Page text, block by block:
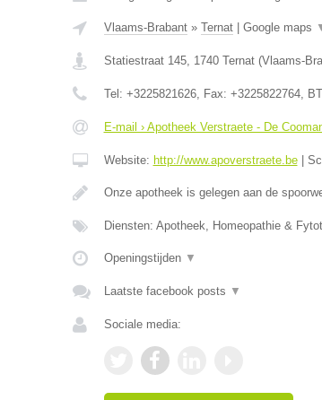
Vlaams-Brabant» Ternat| Google maps
Statiestraat 145, 1740 Ternat(Vlaams-
Tel: +3225821626, Fax: +3225822764,
E-mail › Apotheek Verstraete - De
Website: http://www.apoverstraete.be|
Onze apotheek is gelegen aan de
Diensten: Apotheek, Homeopathie &
Openingstijden ▼
Laatste facebook posts ▼
Sociale media: